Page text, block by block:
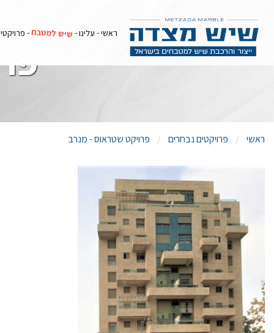
ראשי עלינו שיש למטבח
ראשי פרויקטים נבחרים פרויקט שטראוס - מנרב